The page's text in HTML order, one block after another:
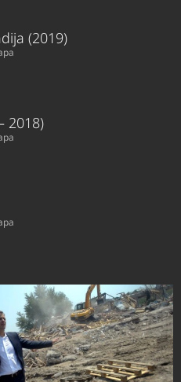
(2019)
2018)